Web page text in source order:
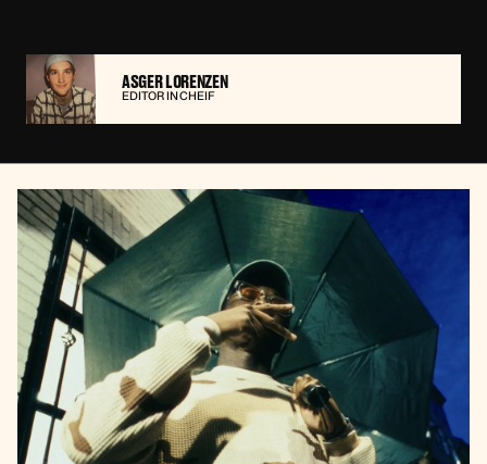
ASGER LORENZEN
EDITOR IN CHEIF